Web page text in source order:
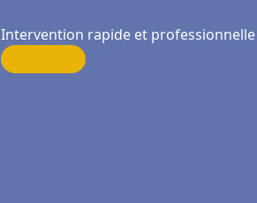
Intervention rapide et professionnelle